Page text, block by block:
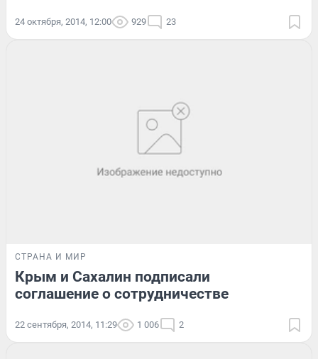
24 октября, 2014, 12:00 929 23
СТРАНА И МИР
Крым и Сахалин подписали
соглашение о сотрудничестве
22 сентября, 2014, 11:29 1 006 2